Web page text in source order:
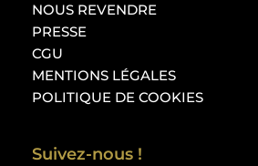
NOUS REVENDRE
PRESSE
CGU
MENTIONS LÉGALES
POLITIQUE DE COOKIES
Suivez-nous !